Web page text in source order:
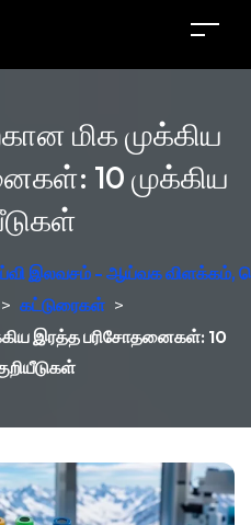
மிக முக்கிய
10 முக்கிய
இலவசம் - ஆய்வக விளக்கம்,
> கட்டுரைகள் >
இரத்த பரிசோதனைகள்: 10